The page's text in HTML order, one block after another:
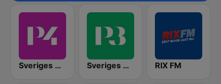
Sveriges Radio P4 Stockholm Sveriges Radio P3 RIX FM